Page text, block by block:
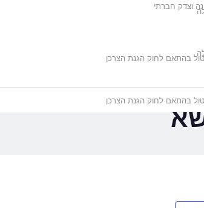
בהתאם לחוק הגנת הצרכן
וצדק חברתי
בהתאם לחוק הגנת הצרכן